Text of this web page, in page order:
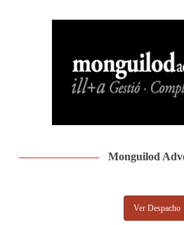
Monguilod
Ver Despacho